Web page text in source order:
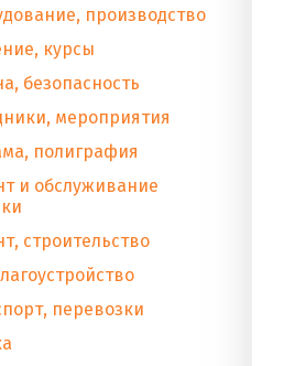
производство
курсы
безопасность
мероприятия
полиграфия
и обслуживание
строительство
перевозки